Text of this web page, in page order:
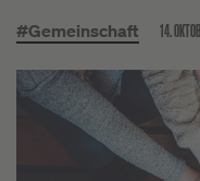
#Gemeinschaft 14.